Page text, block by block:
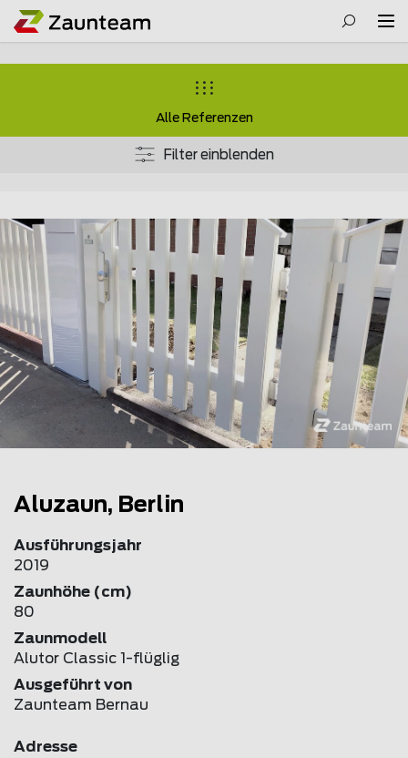
Alle Referenzen
Filter einblenden
Aluzaun, Berlin
Ausführungsjahr
2019
Zaunhöhe (cm)
80
Zaunmodell
Alutor Classic 1-flüglig
Ausgeführt von
Zaunteam Bernau
Adresse